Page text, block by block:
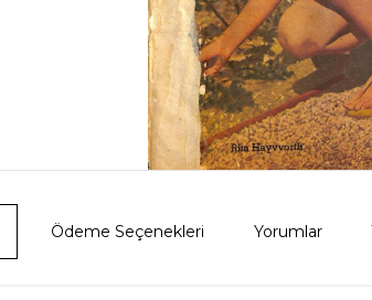
Ödeme Seçenekleri Yorumlar